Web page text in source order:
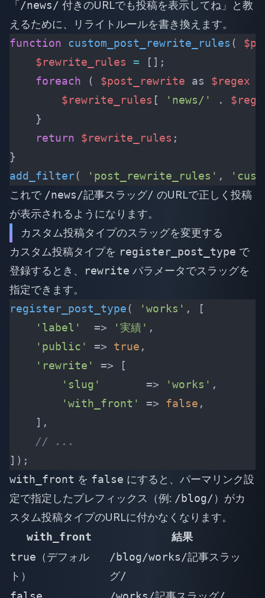
「 /news/ 付きのURLでも投稿を表示してね」と教
えるために、リライトルールを書き換えます。
function custom_post_rewrite_rules (
    $rewrite_rules
= [];
    foreach
( $post_rewrite as $regex
        $rewrite_rules
[ 'news/' .
    }
    return
$rewrite_rules ;
}
add_filter( 'post_rewrite_rules' ,
これで /news/記事スラッグ/ のURLで正しく投稿
が表示されるようになります。
カスタム投稿タイプのスラッグを変更する
カスタム投稿タイプを register_post_type で
登録するとき、
rewrite パラメータでスラッグを
指定できます。
register_post_type( 'works' ,
[
    'label'
  =>
'実績' ,
    'public'
=> true ,
    'rewrite'
=> [
        'slug'
       =>
'works' ,
        'with_front'
=> false ,
    ],
    // ...
]);
with_front を false にすると、パーマリンク設
定で指定したプレフィックス（例: /blog/）がカ
スタム投稿タイプのURLに付かなくなります。
with_front
結果
true （デフォル
ト）
/blog/works/記事スラッ
グ/